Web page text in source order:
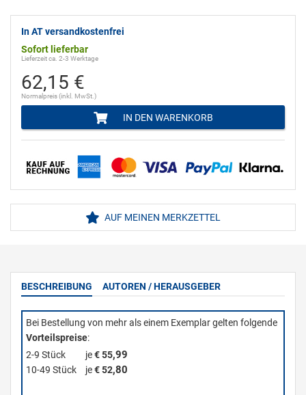
In AT versandkostenfrei
Sofort lieferbar
Lieferzeit ca. 2-3 Werktage
62,15 €
Normalpreis (inkl. MwSt.)
IN DEN WARENKORB
AUF MEINEN MERKZETTEL
BESCHREIBUNG AUTOREN / HERAUSGEBER
Bei Bestellung von mehr als einem Exemplar gelten folgende
Vorteilspreise:
2-9 Stück
je€ 55,99
10-49 Stück je€ 52,80